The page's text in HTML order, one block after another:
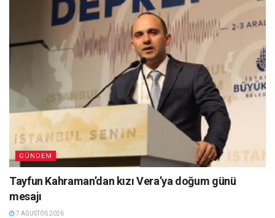
GÜNDEM
Tayfun Kahraman’dan kızı Vera’ya doğum günü
mesajı
7 AĞUSTOS 2026